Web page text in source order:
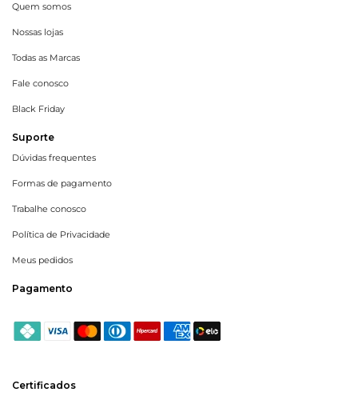
Quem somos
Nossas lojas
Todas as Marcas
Fale conosco
Black Friday
Suporte
Dúvidas frequentes
Formas de pagamento
Trabalhe conosco
Política de Privacidade
Meus pedidos
Pagamento
Certificados